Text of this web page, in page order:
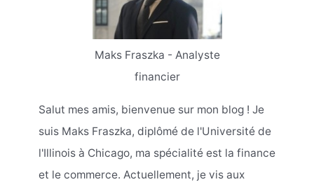
Maks Fraszka - Analyste
financier
Salut mes amis, bienvenue sur mon blog ! Je
suis Maks Fraszka, diplômé de l'Université de
l'Illinois à Chicago, ma spécialité est la finance
et le commerce. Actuellement, je vis aux